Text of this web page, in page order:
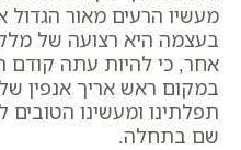
מעשיו הרעים מאור
בעצמה היא רצועה של
אחר, כי להיות עתה קודם
במקום ראש אריך אנפין
תפלתינו ומעשינו
שם בתחלה.